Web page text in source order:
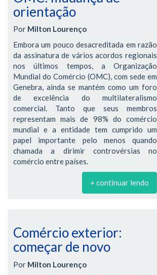
orientação
Por Milton Lourenço
Embora um pouco desacreditada em razão
da assinatura de vários acordos regionais
nos últimos tempos, a Organização
Mundial do Comércio (OMC), com sede em
Genebra, ainda se mantém como um foro
de excelência do multilateralismo
comercial. Tanto que seus membros
representam mais de 98% do comércio
mundial e a entidade tem cumprido um
papel importante pelo menos quando
chamada a dirimir controvérsias no
comércio entre países.
+ continuar lendo
Comércio exterior:
começar de novo
Por Milton Lourenço